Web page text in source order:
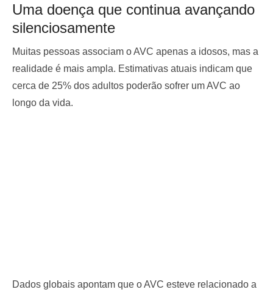
Uma doença que continua avançando
silenciosamente
Muitas pessoas associam o AVC apenas a idosos, mas a
realidade é mais ampla. Estimativas atuais indicam que
cerca de 25% dos adultos poderão sofrer um AVC ao
longo da vida.
Dados globais apontam que o AVC esteve relacionado a